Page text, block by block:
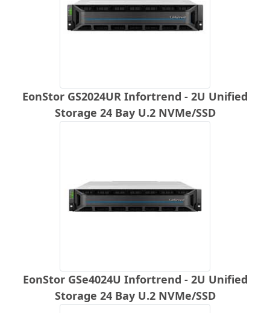
EonStor GS2024UR Infortrend - 2U Unified
Storage 24 Bay U.2 NVMe/SSD
EonStor GSe4024U Infortrend - 2U Unified
Storage 24 Bay U.2 NVMe/SSD